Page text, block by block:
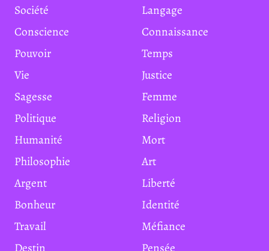
Société
Langage
Conscience
Connaissance
Pouvoir
Temps
Vie
Justice
Sagesse
Femme
Politique
Religion
Humanité
Mort
Philosophie
Art
Argent
Liberté
Bonheur
Identité
Travail
Méfiance
Destin
Pensée